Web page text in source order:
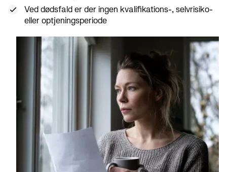
Ved dødsfald er der ingen kvalifikations-, selvrisiko-
eller optjeningsperiode